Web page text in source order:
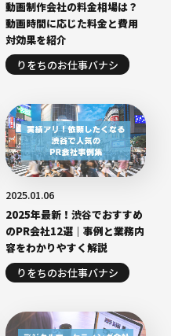
動画制作会社の料金相場は？
動画時間に応じた料金と費用
対効果を紹介
りをちのお仕事バナシ
2025.01.06
2025年最新！渋谷でおすすめ
のPR会社12選｜事例と業務内
容をわかりやすく解説
りをちのお仕事バナシ